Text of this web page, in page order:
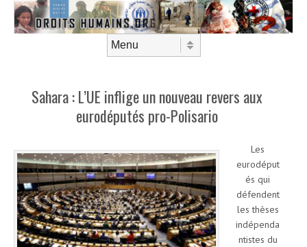
Sahara : L’UE inflige un nouveau revers aux
eurodéputés pro-Polisario
Les
eurodéput
és qui
défendent
les thèses
indépenda
ntistes du